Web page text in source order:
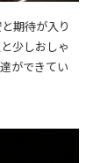
期待が入り
少しおしゃ
ができてい